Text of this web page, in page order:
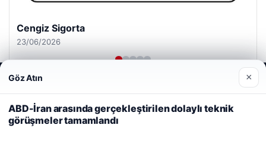
Cengiz Sigorta
23/06/2026
Web sitemizi nasıl kullandığınızı daha iyi anlayabilmek,
deneyiminizi kişiselleştirmek ve geliştirmek amacıyla çerezler
kullanıyoruz.
Çerez Politikamız
Reddet Kabul Et
Göz Atın ×
ABD-İran arasında gerçekleştirilen dolaylı teknik
görüşmeler tamamlandı